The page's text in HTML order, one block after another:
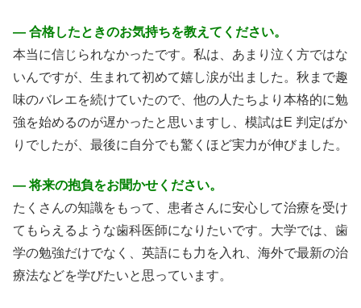
― 合格したときのお気持ちを教えてください。
本当に信じられなかったです。私は、あまり泣く方ではな
いんですが、生まれて初めて嬉し涙が出ました。秋まで趣
味のバレエを続けていたので、他の人たちより本格的に勉
強を始めるのが遅かったと思いますし、模試はE 判定ばか
りでしたが、最後に自分でも驚くほど実力が伸びました。
― 将来の抱負をお聞かせください。
たくさんの知識をもって、患者さんに安心して治療を受け
てもらえるような歯科医師になりたいです。大学では、歯
学の勉強だけでなく、英語にも力を入れ、海外で最新の治
療法などを学びたいと思っています。